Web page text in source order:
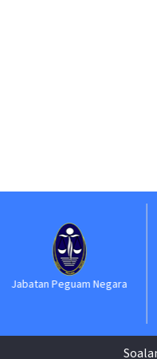
Jabatan Peguam Negara